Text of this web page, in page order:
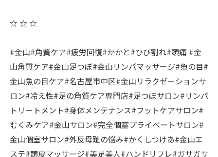
☆ ☆ ☆
#金山#角質ケア#疲労回復#かかと#ひび割れ#頭痛 #金
山角質ケア#金山足つぼ#金山リンパマッサージ#魚の目#
金山魚の目ケア#名古屋市中区#金山リラクゼーションサ
ロン#冷え性#足の角質ケア専門店#足つぼサロン#リンパ
トリートメント#身体メンテナンス#フットケアサロン#
むくみケア#金山サロン#完全個室プライベートサロン#
金山個室サロン#外反母趾の悩み#かくしつけあ#金山エ
ステ#頭皮マッサージ#美足美人#ハンドリフレ#ガサガサ